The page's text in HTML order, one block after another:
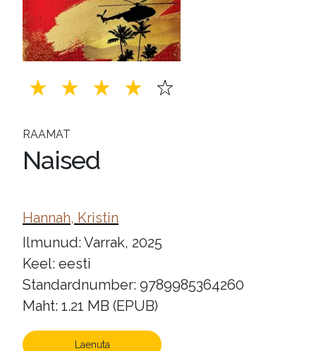
RAAMAT
Naised
Hannah, Kristin
Ilmunud: Varrak, 2025
Keel: eesti
Standardnumber: 9789985364260
Maht: 1.21 MB (EPUB)
Laenuta